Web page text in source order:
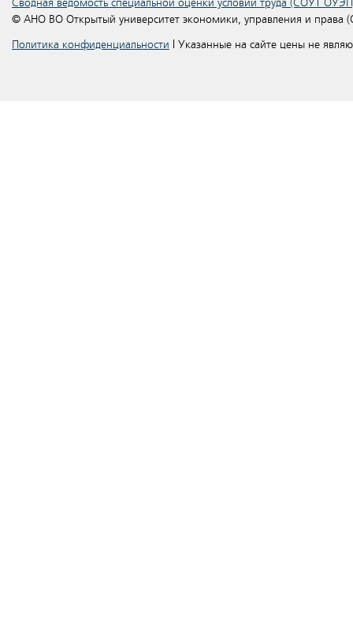
Сводная ведомость специальной оценки условий труда (СОУТ
© АНО ВО Открытый университет экономики, управления и права
Политика конфиденциальности | Указанные на сайте цены не